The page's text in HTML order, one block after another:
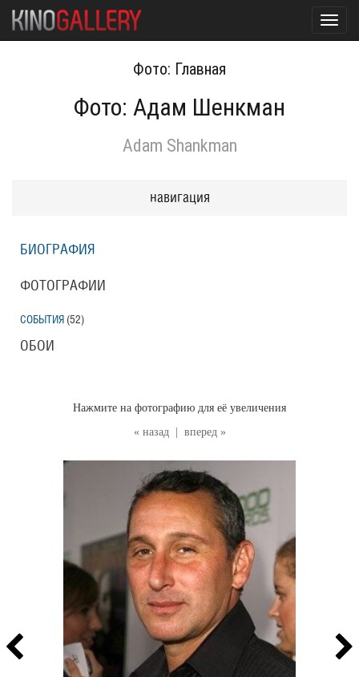
Фото: Главная
Фото: Адам Шенкман
Adam Shankman
« назад вперед »
Нажмите на фотографию для её увеличения
навигация
БИОГРАФИЯ
ФОТОГРАФИИ
СОБЫТИЯ (52)
ОБОИ